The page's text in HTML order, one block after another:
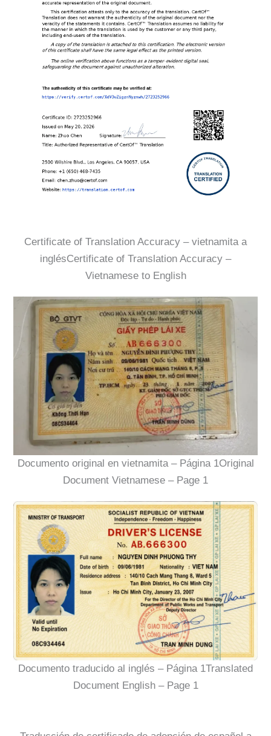
Certificate of Translation Accuracy – vietnamita a
inglésCertificate of Translation Accuracy –
Vietnamese to English
Documento original en vietnamita – Página 1Original
Document Vietnamese – Page 1
Documento traducido al inglés – Página 1Translated
Document English – Page 1